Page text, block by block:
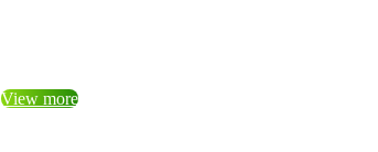
View more